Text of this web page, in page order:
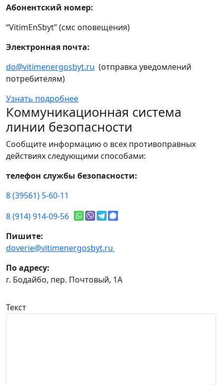
Абонентский номер:
“VitimEnSbyt” (смс оповещения)
Электронная почта:
do@vitimenergosbyt.ru (отправка уведомлений
потребителям)
Узнать подробнее
Коммуникационная система
линии безопасности
Сообщите информацию о всех противоправных
действиях следующими способами:
телефон службы безопасности:
8 (39561) 5-60-11
8 (914) 914-09-56
Пишите:
doverie@vitimenergosbyt.ru
По адресу:
г. Бодайбо, пер. Почтовый, 1А
Текст